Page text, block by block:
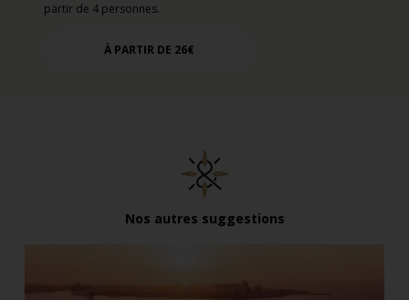
partir de 4 personnes.
À PARTIR DE 26€
Nos autres suggestions